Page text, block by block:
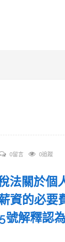
0留言 0追蹤
法關於個
資的必要
號解釋認